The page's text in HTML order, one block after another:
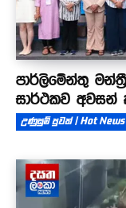
පාර්ලිමේන්තු
සාර්ථකව අවසන්
උණුසුම් පුවත් | Hot News